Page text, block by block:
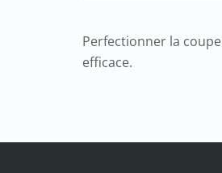
Perfectionner la
efficace.